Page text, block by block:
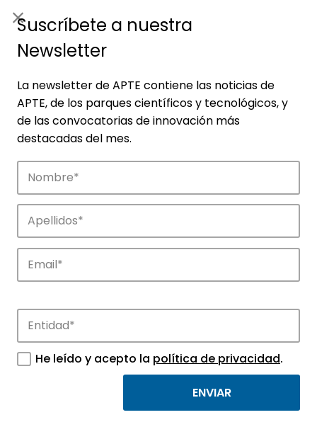
Noticias
Conoce las noticias más destacadas de
APTE y sus parques científicos y
tecnológicos.
Suscríbete a nuestra
Newsletter
La newsletter de APTE contiene las noticias de
APTE, de los parques científicos y tecnológicos, y
de las convocatorias de innovación más
destacadas del mes.
He leído y acepto la política de privacidad.